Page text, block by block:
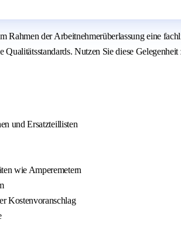
der Arbeitnehmerüberlassung eine
Nutzen Sie diese
und Ersatzteillisten
wie Amperemetern
Kostenvoranschlag